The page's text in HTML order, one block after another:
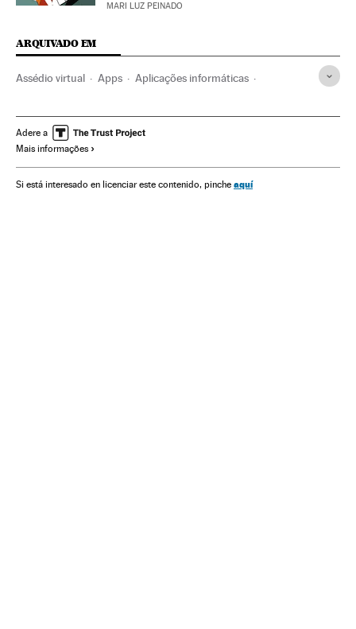
MARI LUZ PEINADO
ARQUIVADO EM
Assédio virtual Apps Aplicações informáticas
Telefonia celular multimídia
Internet
Delitos Tecnologia Indústria Telecomunicações
Adere a
Mais informações
Si está interesado en licenciar este contenido, pinche aquí